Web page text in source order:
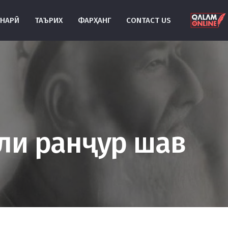
ТАЪРИХ ФАРҲАНГ CONTACT US
ранҷур шав